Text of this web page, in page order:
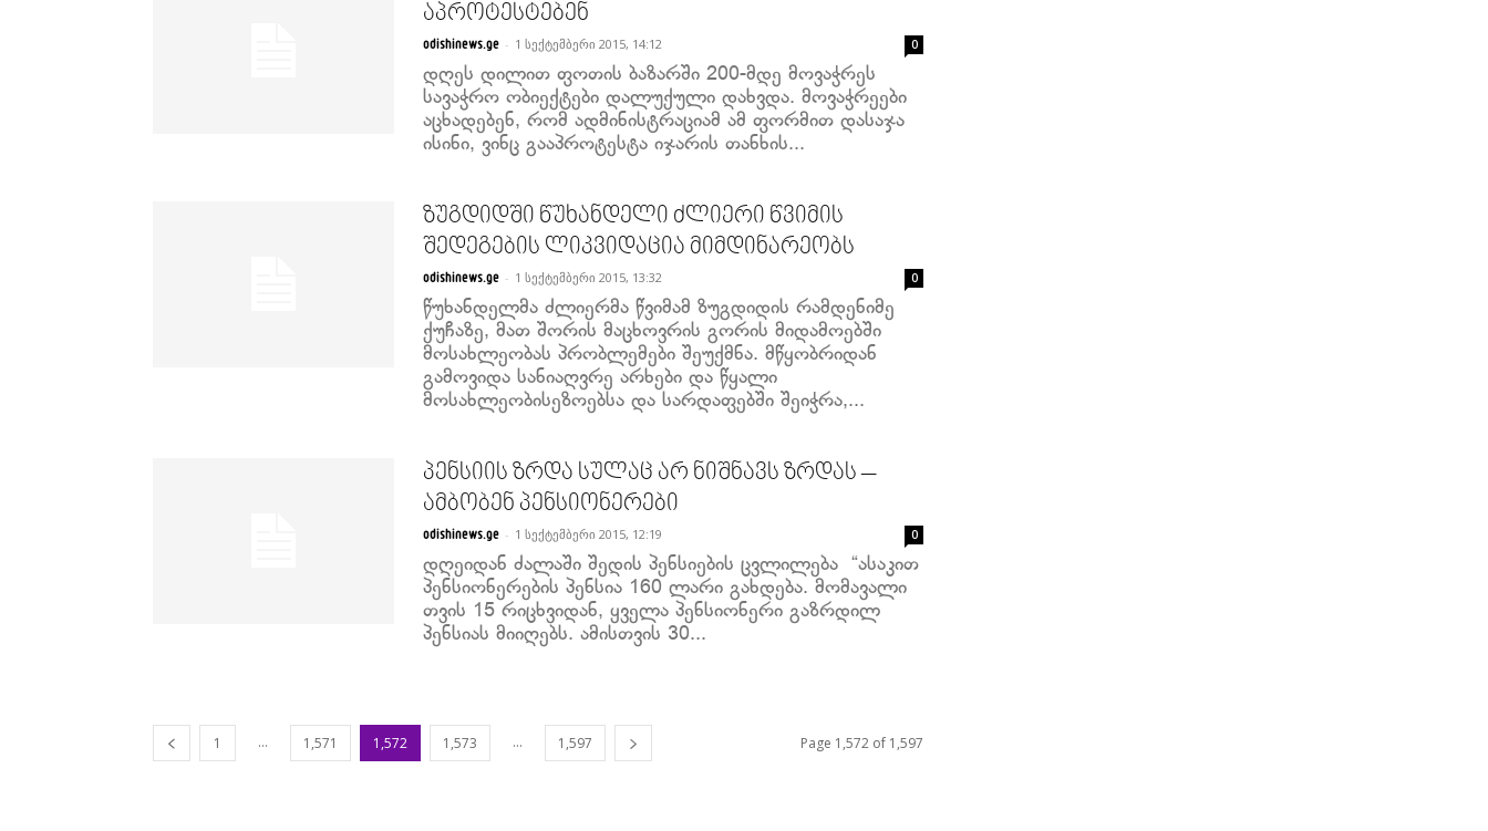
აპროტესტებენ
odishinews.ge - 1 სექტემბერი 2015, 14:12 0
დღეს დილით ფოთის ბაზარში 200-მდე მოვაჭრეს
სავაჭრო ობიექტები დალუქული დახვდა. მოვაჭრეები
აცხადებენ, რომ ადმინისტრაციამ ამ ფორმით დასაჯა
ისინი, ვინც გააპროტესტა იჯარის თანხის...
ზუგდიდში წუხანდელი ძლიერი წვიმის
შედეგების ლიკვიდაცია მიმდინარეობს
odishinews.ge - 1 სექტემბერი 2015, 13:32 0
წუხანდელმა ძლიერმა წვიმამ ზუგდიდის რამდენიმე
ქუჩაზე, მათ შორის მაცხოვრის გორის მიდამოებში
მოსახლეობას პრობლემები შეუქმნა. მწყობრიდან
გამოვიდა სანიაღვრე არხები და წყალი
მოსახლეობისეზოებსა და სარდაფებში შეიჭრა,...
პენსიის ზრდა სულაც არ ნიშნავს ზრდას –
ამბობენ პენსიონერები
odishinews.ge - 1 სექტემბერი 2015, 12:19 0
დღეიდან ძალაში შედის პენსიების ცვლილება “ასაკით
პენსიონერების პენსია 160 ლარი გახდება. მომავალი
თვის 15 რიცხვიდან, ყველა პენსიონერი გაზრდილ
პენსიას მიიღებს. ამისთვის 30...
1 ... 1,571 1,572 1,573 ... 1,597 Page 1,572 of 1,597